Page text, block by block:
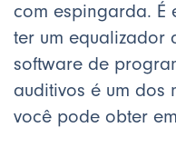
com espingarda. É
ter um equalizador
software de
auditivos é um dos
você pode obter